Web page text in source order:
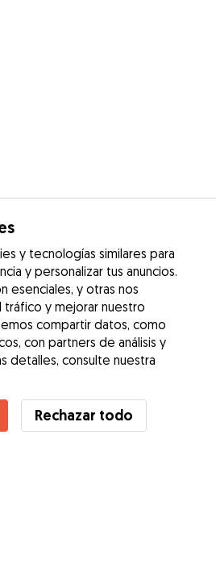
con Miriam
de Gudog? Ver más
y tecnologías similares para
y personalizar tus anuncios.
esenciales, y otras nos
tráfico y mejorar nuestro
compartir datos, como
con partners de análisis y
detalles, consulte nuestra
Rechazar todo